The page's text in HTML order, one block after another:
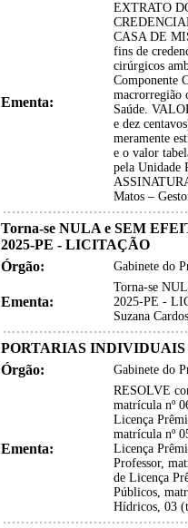
Ementa:
EXTRATO
CASA DE
fins de
cirúrgicos
Componente
macrorregião
Saúde.
e dez
meramente
e o valor
pela Unidade
Matos –
Torna-se NULA e SEM
2025-PE - LICITAÇÃO
Órgão:
Gabinete do
Ementa:
Torna-se
2025-PE -
Suzana
PORTARIAS INDIVIDUAIS
Órgão:
Gabinete do
Ementa:
RESOLVE
matrícula nº
Licença
matrícula nº
Licença
Professor,
de Licença
Públicos,
Hídricos, 03